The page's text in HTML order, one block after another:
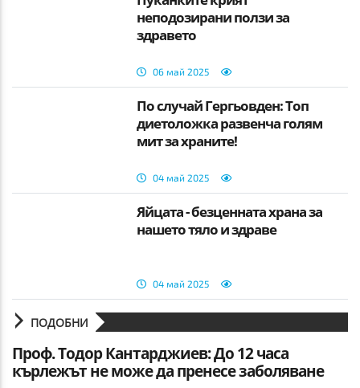
неподозирани ползи за
здравето
06 май 2025
По случай Гергьовден: Топ
диетоложка развенча голям
мит за храните!
04 май 2025
Яйцата - безценната храна за
нашето тяло и здраве
04 май 2025
ПОДОБНИ
Проф. Тодор Кантарджиев: До 12 часа
кърлежът не може да пренесе заболяване